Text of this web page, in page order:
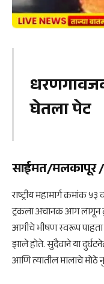
घेतला पेट
साईमत/मलकापूर /
राष्ट्रीय महामार्ग क्रमांक
ट्रकला अचानक आग लागून
आगीचे भीषण स्वरूप पाहता
झाले होते. सुदैवाने या
आणि त्यातील मालाचे